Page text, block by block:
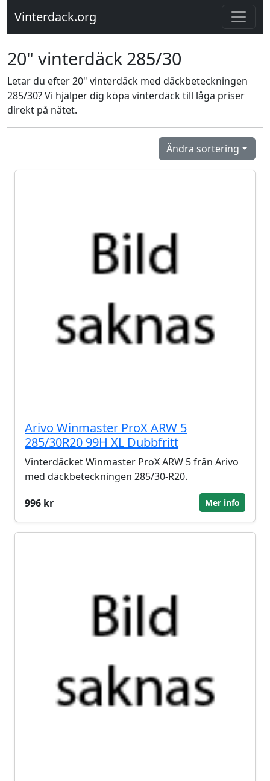
Vinterdack.org
20" vinterdäck 285/30
Letar du efter 20" vinterdäck med däckbeteckningen
285/30? Vi hjälper dig köpa vinterdäck till låga priser
direkt på nätet.
Ändra sortering
Arivo Winmaster ProX ARW 5
285/30R20 99H XL Dubbfritt
Vinterdäcket Winmaster ProX ARW 5 från Arivo
med däckbeteckningen 285/30-R20.
996 kr
Mer info